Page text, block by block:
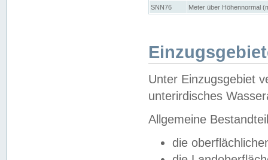
SNN76
Meter über Höhennormal
Unter Einzugsgebiet
unterirdisches
Allgemeine
die